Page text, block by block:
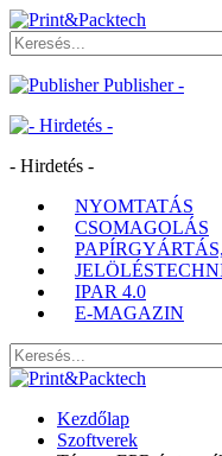
Publisher -
- Hirdetés -
NYOMTATÁS
CSOMAGOLÁS
IPAR 4.0
E-MAGAZIN
Kezdőlap
Szoftverek